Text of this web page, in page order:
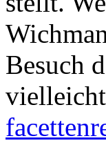
Besuch